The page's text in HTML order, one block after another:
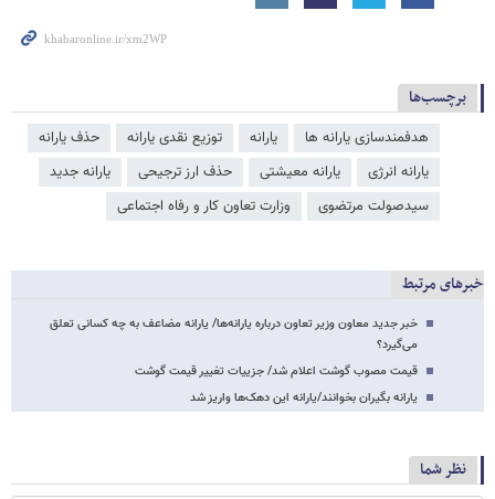
برچسب‌ها
هدفمندسازی یارانه ​‌ها یارانه توزیع نقدی یارانه
حذف یارانه
یارانه انرژی
یارانه معیشتی حذف ارز ترجیحی
یارانه جدید
سیدصولت مرتضوی
وزارت تعاون کار و رفاه اجتماعی
خبرهای مرتبط
خبر جدید معاون وزیر تعاون درباره یارانه‌ها/ یارانه مضاعف به چه کسانی تعلق
می‌گیرد؟
قیمت مصوب گوشت اعلام شد/ جزییات تغییر قیمت گوشت
یارانه بگیران بخوانند/یارانه این دهک‌ها واریز شد
نظر شما